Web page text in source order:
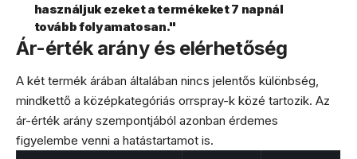
használjuk ezeket a termékeket 7 napnál
tovább folyamatosan."
Ár-érték arány és elérhetőség
A két termék árában általában nincs jelentős különbség,
mindkettő a középkategóriás orrspray-k közé tartozik. Az
ár-érték arány szempontjából azonban érdemes
figyelembe venni a hatástartamot is.